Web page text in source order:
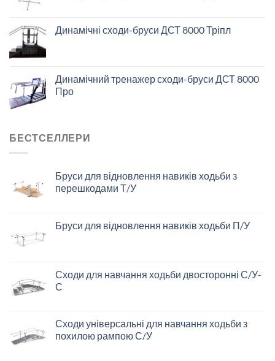
Динамічні сходи-бруси ДСТ 8000 Тріпл
Динамічний тренажер сходи-бруси ДСТ 8000
Про
БЕСТСЕЛЛЕРИ
Бруси для відновлення навиків ходьби з
перешкодами Т/У
Бруси для відновлення навиків ходьби П/У
Сходи для навчання ходьби двосторонні С/У-
С
Сходи універсальні для навчання ходьби з
похилою рампою С/У